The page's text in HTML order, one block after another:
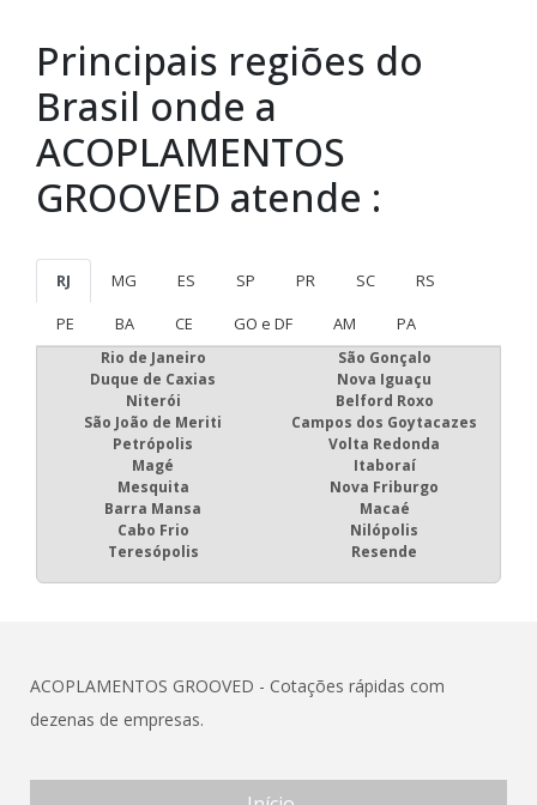
Principais regiões do
Brasil onde a
ACOPLAMENTOS
GROOVED atende :
RJ MG ES SP PR SC
RS
PE
BA CE GO e DF AM PA
Rio de Janeiro
São Gonçalo
Duque de Caxias
Nova Iguaçu
Niterói
Belford Roxo
São João de Meriti
Campos dos Goytacazes
Petrópolis
Volta Redonda
Magé
Itaboraí
Mesquita
Nova Friburgo
Barra Mansa
Macaé
Cabo Frio
Nilópolis
Teresópolis
Resende
ACOPLAMENTOS GROOVED - Cotações rápidas com
dezenas de empresas.